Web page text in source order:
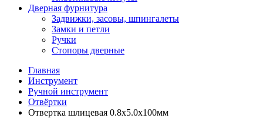
Дверная фурнитура
Задвижки, засовы, шпингалеты
Замки и петли
Ручки
Стопоры дверные
Главная
Инструмент
Ручной инструмент
Отвёртки
Отвертка шлицевая 0.8х5.0х100мм